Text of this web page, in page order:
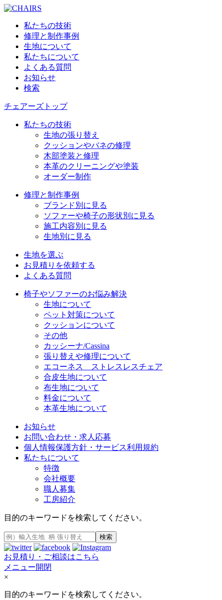
私たちの技術
修理と制作事例
生地について
私たちについて
よくある質問
お知らせ
検索
チェアーズトップ
私たちの技術
生地の張り替え
クッションやバネの修理
木部塗装と修理
本革のクリーニングや塗装
オーダー制作
修理と制作事例
ブランド別に見る
ソファーや椅子の形状別に見る
施工内容別に見る
生地別に見る
生地を選ぶ
お見積りを依頼する
よくある質問
椅子やソファーのお悩み解決
生地について
ペット対策について
クッションについて
その他
カッシーナ/Cassina
張り替えや修理について
エコーネス ストレスレスチェア
合皮生地について
布生地について
料金について
本革生地について
お知らせ
お問い合わせ・求人応募
個人情報保護方針・サービス利用規約
私たちについて
特徴
会社概要
職人募集
工房紹介
目的のキーワードを検索してください。
検索
お見積り・ご相談はこちら
メニュー開閉
×
目的のキーワードを検索してください。